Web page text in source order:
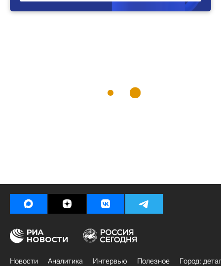
Новости Аналитика Интервью Полезное
Город: